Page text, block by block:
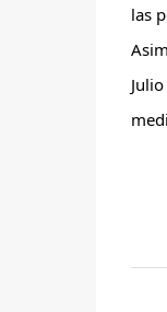
las